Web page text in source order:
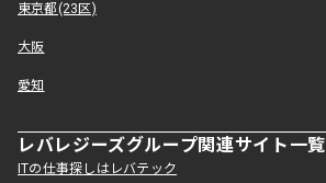
東京都(23区)
大阪
愛知
レバレジーズグループ関連サイト一覧
ITの仕事探しはレバテック